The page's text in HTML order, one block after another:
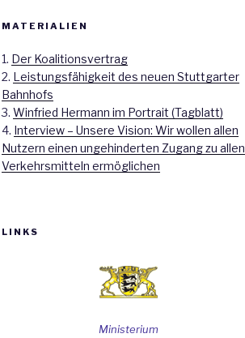
MATERIALIEN
1. Der Koalitionsvertrag
2. Leistungsfähigkeit des neuen Stuttgarter
Bahnhofs
3. Winfried Hermann im Portrait (Tagblatt)
4. Interview – Unsere Vision: Wir wollen allen
Nutzern einen ungehinderten Zugang zu allen
Verkehrsmitteln ermöglichen
LINKS
Ministerium